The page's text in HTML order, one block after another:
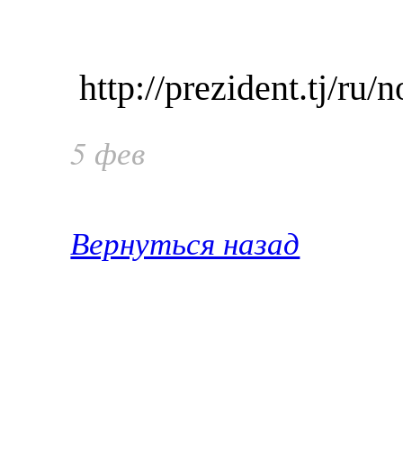
http://prezident.tj/ru/
5 фев
Вернуться назад